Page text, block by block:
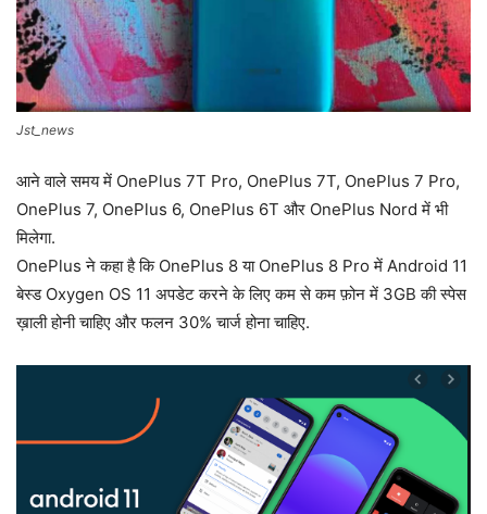
Jst_news
आने वाले समय में OnePlus 7T Pro, OnePlus 7T, OnePlus 7 Pro,
OnePlus 7, OnePlus 6, OnePlus 6T और OnePlus Nord में भी
मिलेगा.
OnePlus ने कहा है कि OnePlus 8 या OnePlus 8 Pro में Android 11
बेस्ड Oxygen OS 11 अपडेट करने के लिए कम से कम फ़ोन में 3GB की स्पेस
ख़ाली होनी चाहिए और फलन 30% चार्ज होना चाहिए.